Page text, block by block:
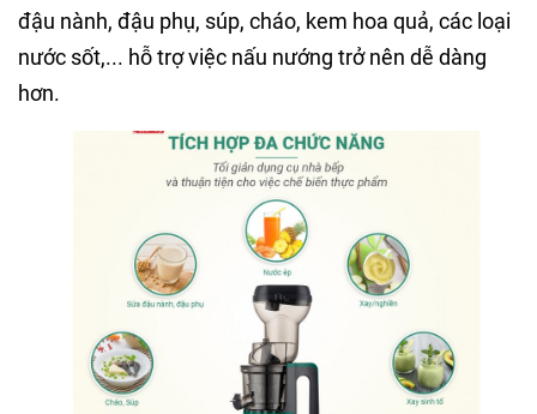
đậu nành, đậu phụ, súp, cháo, kem hoa quả, các loại
nước sốt,... hỗ trợ việc nấu nướng trở nên dễ dàng
hơn.